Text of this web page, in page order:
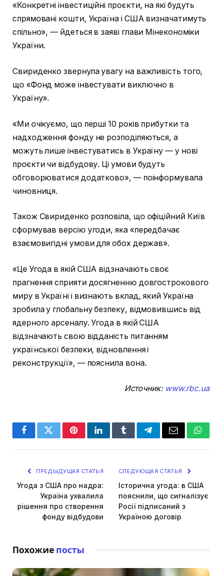
«Конкретні інвестиційні проєкти, на які будуть
спрямовані кошти, Україна і США визначатимуть
спільно», — йдеться в заяві глави Мінекономіки
України.
Свириденко звернула увагу на важливість того,
що «Фонд може інвестувати виключно в
Україну».
«Ми очікуємо, що перші 10 років прибутки та
надходження фонду не розподіляються, а
можуть лише інвестуватись в Україну — у нові
проєкти чи відбудову. Ці умови будуть
обговорюватися додатково», — поінформувала
чиновниця.
Також Свириденко розповіла, що офіційний Київ
сформував версію угоди, яка «передбачає
взаємовигідні умови для обох держав».
«Це Угода в якій США відзначають своє
прагнення сприяти досягненню довгострокового
миру в Україні і визнають вклад, який Україна
зробила у глобальну безпеку, відмовившись від
ядерного арсеналу. Угода в якій США
відзначають свою відданість питанням
української безпеки, відновлення і
реконструкції», — пояснила вона.
Источник: www.rbc.ua
FacebookTwitterPinterestLinkedInTumblrTelegramEmail
ПРЕДЫДУЩАЯ СТАТЬЯ
Угода з США про надра:
Україна ухвалила
рішення про створення
фонду відбудови
СЛЕДУЮЩАЯ СТАТЬЯ
Історична угода: в США
пояснили, що сигналізує
Росії підписаний з
Україною договір
Похожие посты